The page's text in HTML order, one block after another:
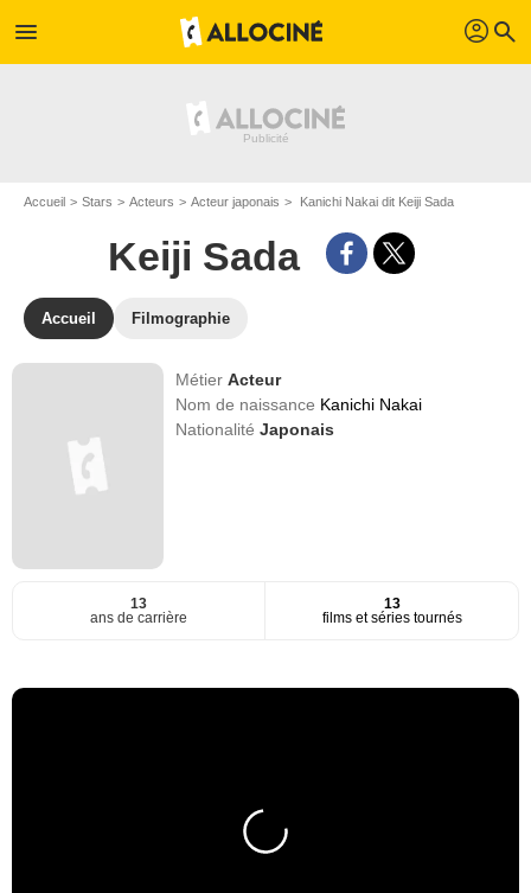
menu profil search
Accueil Stars Acteurs Acteur japonais Kanichi Nakai dit Keiji Sada
Keiji Sada
Accueil Filmographie
MétierActeur
Nom de naissance Kanichi Nakai
NationalitéJaponais
13
ans de carrière
13
films et séries tournés